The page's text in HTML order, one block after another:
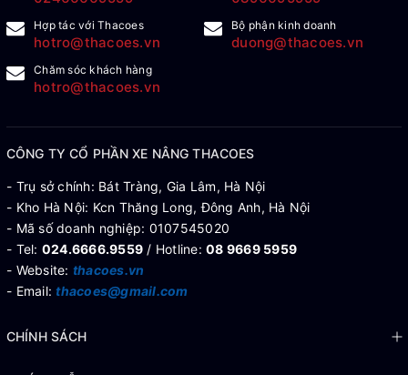
Hợp tác với Thacoes
hotro@thacoes.vn
Bộ phận kinh doanh
duong@thacoes.vn
Chăm sóc khách hàng
hotro@thacoes.vn
CÔNG TY CỔ PHẦN XE NÂNG THACOES
- Trụ sở chính: Bát Tràng, Gia Lâm, Hà Nội
- Kho Hà Nội: Kcn Thăng Long, Đông Anh, Hà Nội
- Mã số doanh nghiệp: 0107545020
- Tel: 024.6666.9559 / Hotline: 08 9669 5959
- Website: thacoes.vn
- Email:thacoes@gmail.com
CHÍNH SÁCH